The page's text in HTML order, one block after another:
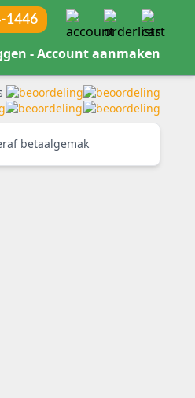
1446
- Account aanmaken
betaalgemak